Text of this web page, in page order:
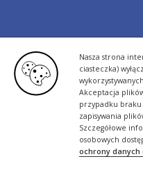
Nasza strona
ciasteczka)
Akceptacja
przypadku braku
zapisywania
Szczegółowe
osobowych
ochrony danych
rutyna.pl -